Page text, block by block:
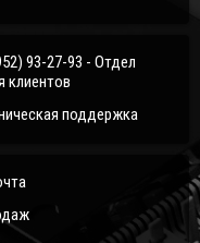
93-27-93 - Отдел
клиентов
поддержка